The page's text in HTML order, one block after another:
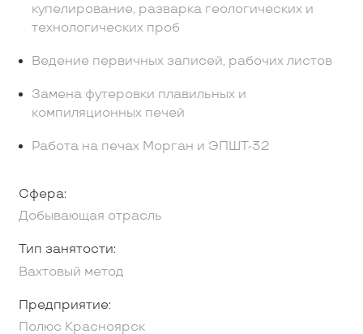
купелирование, разварка геологических и
технологических проб
Ведение первичных записей, рабочих листов
Замена футеровки плавильных и
компиляционных печей
Работа на печах Морган и ЭПШТ-32
Сфера:
Добывающая отрасль
Тип занятости:
Вахтовый метод
Предприятие:
Полюс Красноярск